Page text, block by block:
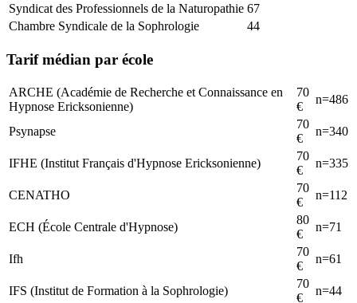
Syndicat des Professionnels de la Naturopathie 67
Chambre Syndicale de la Sophrologie
44
Tarif médian par école
ARCHE (Académie de Recherche et Connaissance en
Hypnose Ericksonienne)
70
€
n=486
Psynapse
70
€
n=340
IFHE (Institut Français d'Hypnose Ericksonienne)
70
€
n=335
CENATHO
70
€
n=112
ECH (École Centrale d'Hypnose)
80
€
n=71
Ifh
70
€
n=61
IFS (Institut de Formation à la Sophrologie)
70
€
n=44